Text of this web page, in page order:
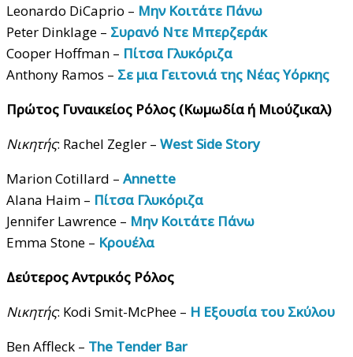
Leonardo DiCaprio – Μην Κοιτάτε Πάνω
Peter Dinklage – Συρανό Ντε Μπερζεράκ
Cooper Hoffman – Πίτσα Γλυκόριζα
Anthony Ramos – Σε μια Γειτονιά της Νέας Υόρκης
Πρώτος Γυναικείος Ρόλος (Κωμωδία ή Μιούζικαλ)
Νικητής: Rachel Zegler – West Side Story
Marion Cotillard – Annette
Alana Haim – Πίτσα Γλυκόριζα
Jennifer Lawrence – Μην Κοιτάτε Πάνω
Emma Stone – Κρουέλα
Δεύτερος Αντρικός Ρόλος
Νικητής: Kodi Smit-McPhee – Η Εξουσία του Σκύλου
Ben Affleck – The Tender Bar